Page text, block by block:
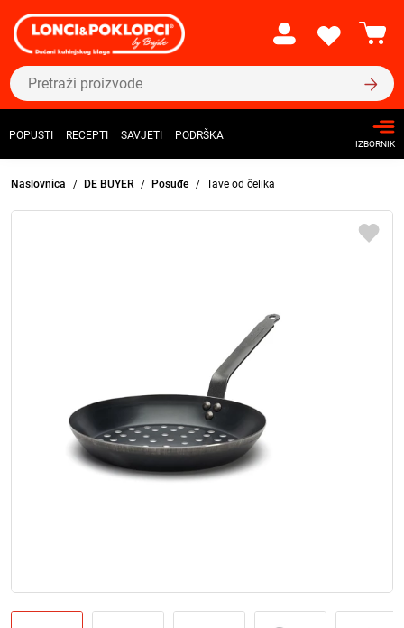
POPUSTI RECEPTI SAVJETI PODRŠKA
IZBORNIK
Naslovnica DE BUYER Posuđe Tave od čelika